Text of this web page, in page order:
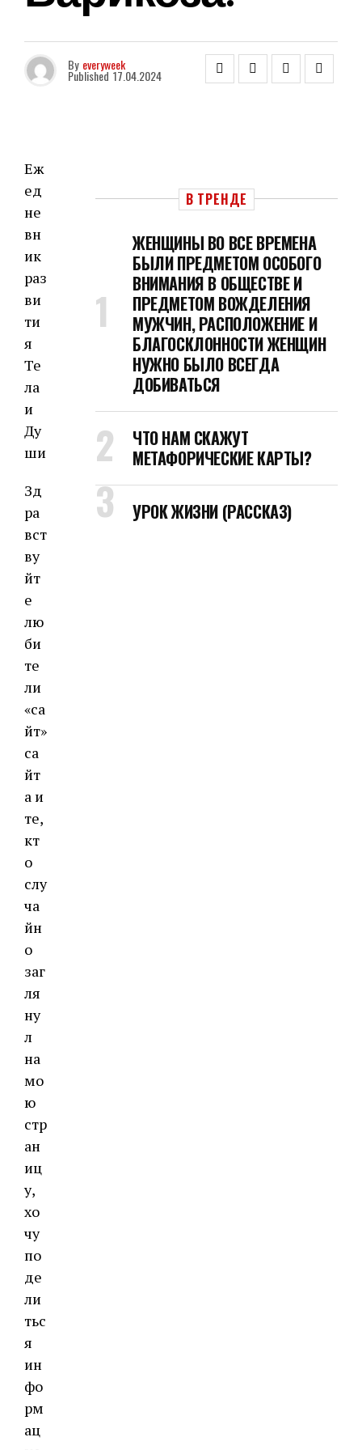
By everyweek
Published 17.04.2024
Еж
ед
не
вн
ик
раз
ви
ти
я
Те
ла
и
Ду
ши
Зд
ра
вст
ву
йт
е
лю
би
те
ли
«са
йт»
са
йт
а и
те,
кт
о
слу
ча
йн
о
заг
ля
ну
л
на
мо
ю
стр
ан
иц
у,
хо
чу
по
де
ли
тьс
я
ин
фо
рм
ац
В ТРЕНДЕ
ЖЕНЩИНЫ ВО ВСЕ ВРЕМЕНА
БЫЛИ ПРЕДМЕТОМ ОСОБОГО
ВНИМАНИЯ В ОБЩЕСТВЕ И
ПРЕДМЕТОМ ВОЖДЕЛЕНИЯ
МУЖЧИН, РАСПОЛОЖЕНИЕ И
БЛАГОСКЛОННОСТИ ЖЕНЩИН
НУЖНО БЫЛО ВСЕГДА
ДОБИВАТЬСЯ
ЧТО НАМ СКАЖУТ
МЕТАФОРИЧЕСКИЕ КАРТЫ?
УРОК ЖИЗНИ (РАССКАЗ)